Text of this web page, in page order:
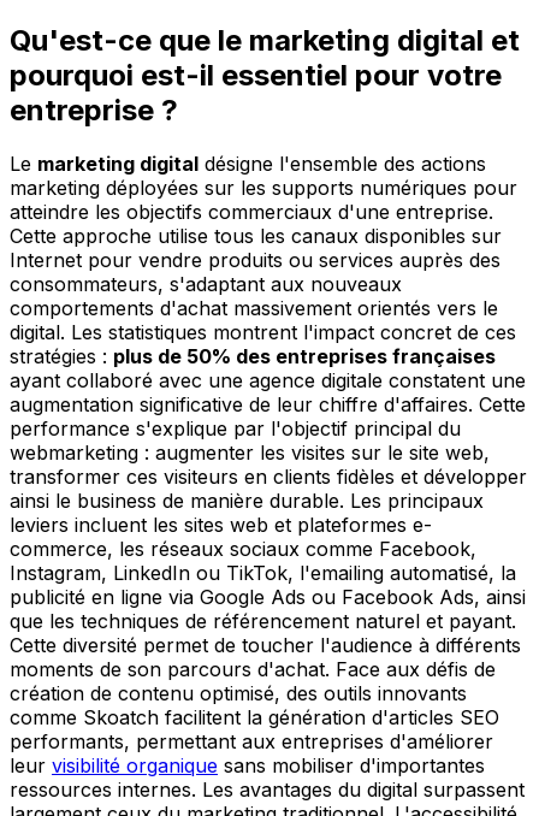
Qu'est-ce que le marketing digital et
pourquoi est-il essentiel pour votre
entreprise ?
Le marketing digital désigne l'ensemble des actions
marketing déployées sur les supports numériques pour
atteindre les objectifs commerciaux d'une entreprise.
Cette approche utilise tous les canaux disponibles sur
Internet pour vendre produits ou services auprès des
consommateurs, s'adaptant aux nouveaux
comportements d'achat massivement orientés vers le
digital. Les statistiques montrent l'impact concret de ces
stratégies : plus de 50% des entreprises françaises
ayant collaboré avec une agence digitale constatent une
augmentation significative de leur chiffre d'affaires. Cette
performance s'explique par l'objectif principal du
webmarketing : augmenter les visites sur le site web,
transformer ces visiteurs en clients fidèles et développer
ainsi le business de manière durable. Les principaux
leviers incluent les sites web et plateformes e-
commerce, les réseaux sociaux comme Facebook,
Instagram, LinkedIn ou TikTok, l'emailing automatisé, la
publicité en ligne via Google Ads ou Facebook Ads, ainsi
que les techniques de référencement naturel et payant.
Cette diversité permet de toucher l'audience à différents
moments de son parcours d'achat. Face aux défis de
création de contenu optimisé, des outils innovants
comme Skoatch facilitent la génération d'articles SEO
performants, permettant aux entreprises d'améliorer
leur visibilité organique sans mobiliser d'importantes
ressources internes. Les avantages du digital surpassent